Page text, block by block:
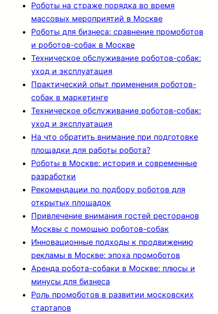
Роботы на страже порядка во время
массовых мероприятий в Москве
Роботы для бизнеса: сравнение промоботов
и роботов-собак в Москве
Техническое обслуживание роботов-собак:
уход и эксплуатация
Практический опыт применения роботов-
собак в маркетинге
Техническое обслуживание роботов-собак:
уход и эксплуатация
На что обратить внимание при подготовке
площадки для работы робота?
Роботы в Москве: история и современные
разработки
Рекомендации по подбору роботов для
открытых площадок
Привлечение внимания гостей ресторанов
Москвы с помощью роботов-собак
Инновационные подходы к продвижению
рекламы в Москве: эпоха промоботов
Аренда робота-собаки в Москве: плюсы и
минусы для бизнеса
Роль промоботов в развитии московских
стартапов